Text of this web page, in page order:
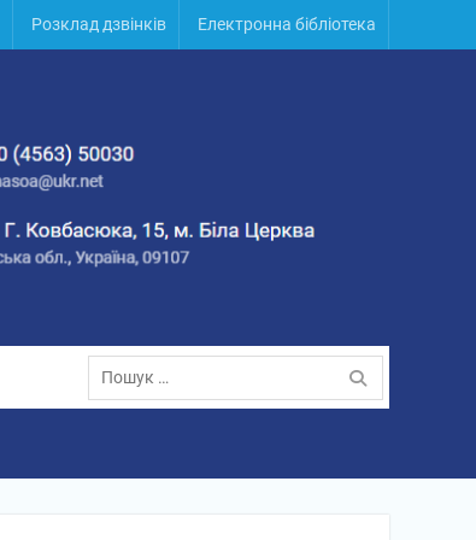
Розклад дзвінків Електронна бібліотека
Пошук: